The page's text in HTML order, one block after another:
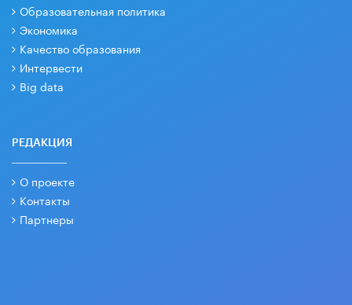
Образовательная политика
Экономика
Качество образования
Интервести
Big data
РЕДАКЦИЯ
О проекте
Контакты
Партнеры